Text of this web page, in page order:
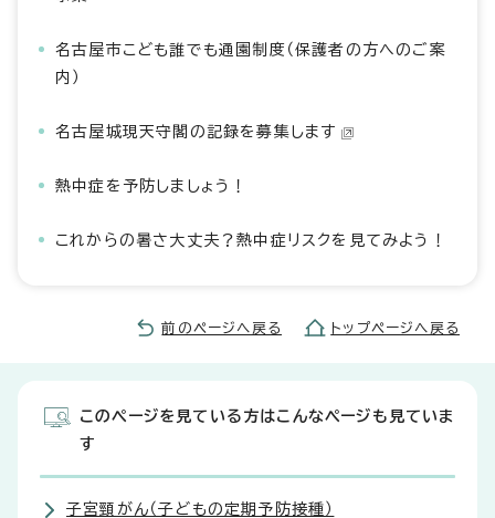
名古屋市こども誰でも通園制度（保護者の方へのご案
内）
名古屋城現天守閣の記録を募集します
熱中症を予防しましょう！
これからの暑さ大丈夫？熱中症リスクを見てみよう！
前のページへ戻る トップページへ戻る
このページを見ている方はこんなページも見ていま
す
子宮頸がん（子どもの定期予防接種）